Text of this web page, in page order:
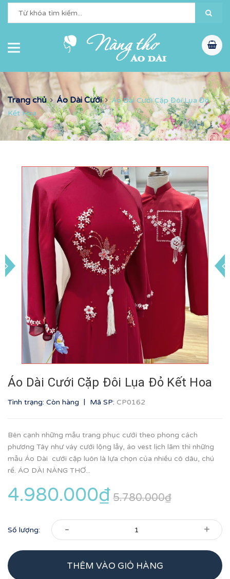
Trang chủ Áo Dài Cưới
Áo Dài Cưới Cặp Đôi Lụa Đỏ
Kết Hoa
Áo Dài Cưới Cặp Đôi Lụa Đỏ Kết Hoa
Tình trạng: Còn hàng | Mã SP: CP0162
Bên cạnh những mẫu trang phục cưới theo phong cách
phương Tây như váy cưới lộng lẫy, áo vest lịch lãm thì những
mẫu Áo Dài cưới cặp luôn là lựa chọn của nhiều cô dâu, chú
rể. ÁO DÀI NÀNG THƠ...
4.980.000₫ 5.780.000₫
Số lượng: - +
THÊM VÀO GIỎ HÀNG